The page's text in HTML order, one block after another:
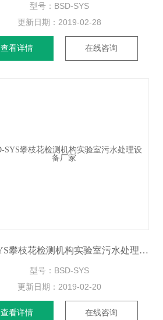
型号：BSD-SYS
更新日期： 2019-02-28
查看详情 在线咨询
BSD-SYS攀枝花检测机构实验室污水处理设备厂家
型号：BSD-SYS
更新日期： 2019-02-20
查看详情 在线咨询